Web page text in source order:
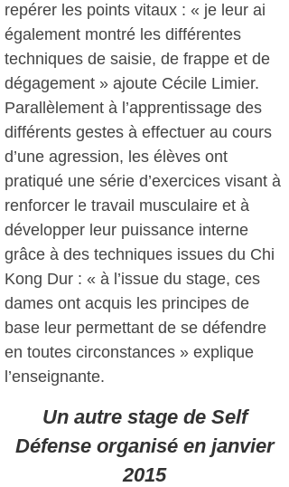
repérer les points vitaux : « je leur ai
également montré les différentes
techniques de saisie, de frappe et de
dégagement » ajoute Cécile Limier.
Parallèlement à l’apprentissage des
différents gestes à effectuer au cours
d’une agression, les élèves ont
pratiqué une série d’exercices visant à
renforcer le travail musculaire et à
développer leur puissance interne
grâce à des techniques issues du Chi
Kong Dur : « à l’issue du stage, ces
dames ont acquis les principes de
base leur permettant de se défendre
en toutes circonstances » explique
l’enseignante.
Un autre stage de Self
Défense organisé en janvier
2015